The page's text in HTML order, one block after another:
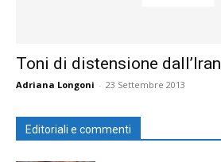
Toni di distensione dall’Iran
Adriana Longoni - 23 Settembre 2013
Editoriali e commenti